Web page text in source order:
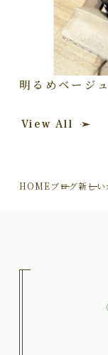
明るめベージ
View All
HOMEブログ新しい